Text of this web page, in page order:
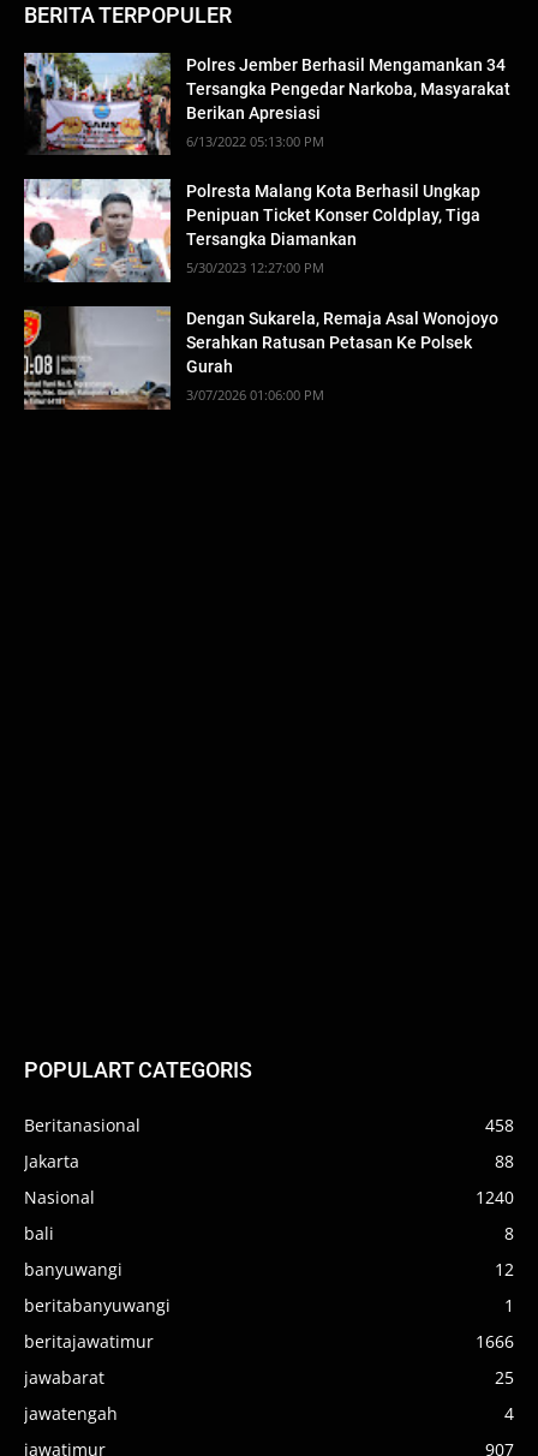
BERITA TERPOPULER
Polres Jember Berhasil Mengamankan 34
Tersangka Pengedar Narkoba, Masyarakat
Berikan Apresiasi
6/13/2022 05:13:00 PM
Polresta Malang Kota Berhasil Ungkap
Penipuan Ticket Konser Coldplay, Tiga
Tersangka Diamankan
5/30/2023 12:27:00 PM
Dengan Sukarela, Remaja Asal Wonojoyo
Serahkan Ratusan Petasan Ke Polsek
Gurah
3/07/2026 01:06:00 PM
POPULART CATEGORIS
Beritanasional
458
Jakarta
88
Nasional
1240
bali
8
banyuwangi
12
beritabanyuwangi
1
beritajawatimur
1666
jawabarat
25
jawatengah
4
jawatimur
907